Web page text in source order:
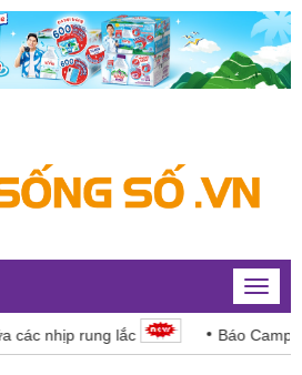
Toggle
nhịp rung lắc Báo